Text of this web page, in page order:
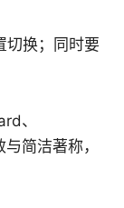
切换；同时要
、
简洁著称，